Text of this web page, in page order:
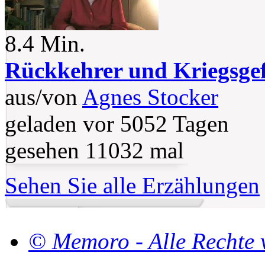
8.4 Min.
Rückkehrer und
aus/von Agnes Stocker
geladen vor 5052 Tagen
gesehen 11032 mal
Sehen Sie alle Erzählungen
© Memoro - Alle Rechte